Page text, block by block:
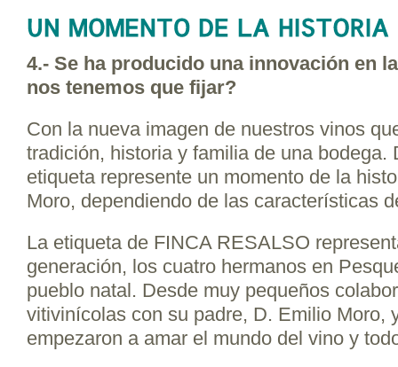
4.- Se ha producido una innovación en
nos tenemos que fijar?
Con la nueva imagen de nuestros vinos
tradición, historia y familia de una bodega.
etiqueta represente un momento de la
Moro, dependiendo de las características
La etiqueta de FINCA RESALSO
generación, los cuatro hermanos en
pueblo natal. Desde muy pequeños
vitivinícolas con su padre, D. Emilio Moro,
empezaron a amar el mundo del vino y